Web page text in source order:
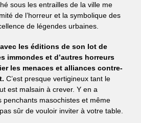
sous les entrailles de la ville me
de l’horreur et la symbolique des
de légendes urbaines.
les éditions de son lot de
immondes et d’autres horreurs
les menaces et alliances contre-
C’est presque vertigineux tant le
est malsain à crever. Y en a
penchants masochistes et même
sûr de vouloir inviter à votre table.